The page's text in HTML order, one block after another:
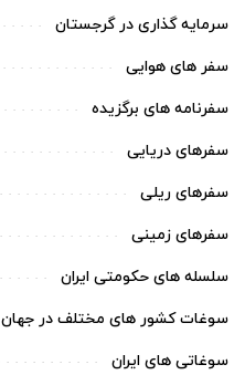
سرمایه گذاری در گرجستان
سفر های هوایی
سفرنامه های برگزیده
سفرهای دریایی
سفرهای ریلی
سفرهای زمینی
سلسله های حکومتی ایران
سوغات کشور های مختلف در جهان
سوغاتی های ایران